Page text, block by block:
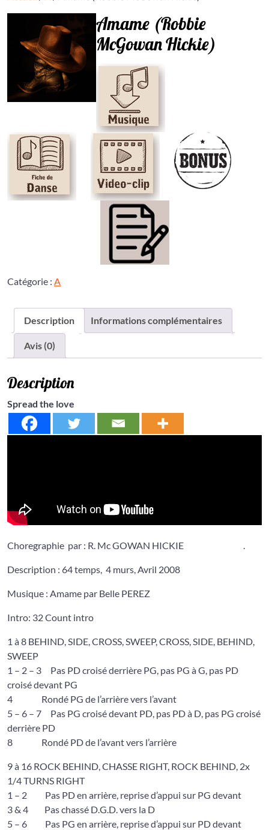
Amame (Robbie
McGowan Hickie)
Catégorie : A
Description Informations complémentaires
Avis (0)
Description
Spread the love
Choregraphie par : R. Mc GOWAN HICKIE .
Description : 64 temps, 4 murs, Avril 2008
Musique : Amame par Belle PEREZ
Intro: 32 Count intro
1 à 8 BEHIND, SIDE, CROSS, SWEEP, CROSS, SIDE, BEHIND,
SWEEP
1 – 2 – 3 Pas PD croisé derrière PG, pas PG à G, pas PD
croisé devant PG
4 Rondé PG de l’arrière vers l’avant
5 – 6 – 7 Pas PG croisé devant PD, pas PD à D, pas PG croisé
derrière PD
8 Rondé PD de l’avant vers l’arrière
9 à 16 ROCK BEHIND, CHASSE RIGHT, ROCK BEHIND, 2x
1/4 TURNS RIGHT
1 – 2 Pas PD en arrière, reprise d’appui sur PG devant
3 & 4 Pas chassé D.G.D. vers la D
5 – 6 Pas PG en arrière, reprise d’appui sur PD devant